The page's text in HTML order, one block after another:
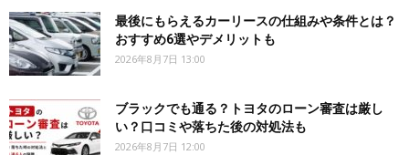
最後にもらえるカーリースの仕組みや条件とは？
おすすめ6選やデメリットも
2026年8月7日 13:00
ブラックでも通る？トヨタのローン審査は厳し
い？口コミや落ちた後の対処法も
2026年8月7日 12:00